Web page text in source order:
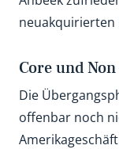
neuakquirierten
Core und
Die
offenbar noch